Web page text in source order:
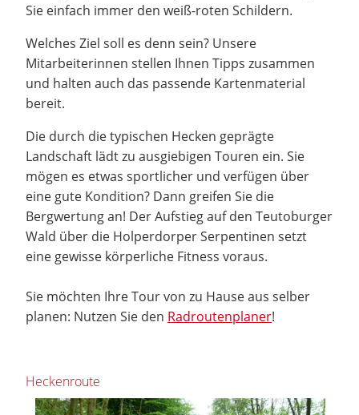
Sie einfach immer den weiß-roten Schildern.
Welches Ziel soll es denn sein? Unsere
Mitarbeiterinnen stellen Ihnen Tipps zusammen
und halten auch das passende Kartenmaterial
bereit.
Die durch die typischen Hecken geprägte
Landschaft lädt zu ausgiebigen Touren ein. Sie
mögen es etwas sportlicher und verfügen über
eine gute Kondition? Dann greifen Sie die
Bergwertung an! Der Aufstieg auf den Teutoburger
Wald über die Holperdorper Serpentinen setzt
eine gewisse körperliche Fitness voraus.
Sie möchten Ihre Tour von zu Hause aus selber
planen: Nutzen Sie den Radroutenplaner!
Heckenroute